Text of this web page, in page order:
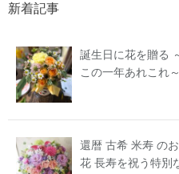
新着記事
誕生日に花を贈る
この一年あれこれ～
還暦 古希 米寿 のお
花 長寿を祝う特別